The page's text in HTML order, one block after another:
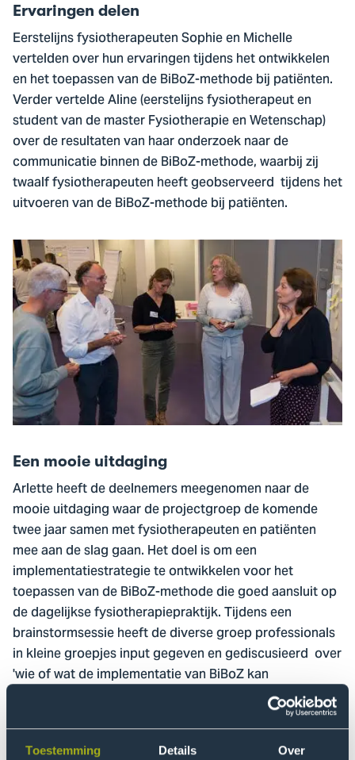
Toestemming Details Over
Ervaringen delen
Eerstelijns fysiotherapeuten Sophie en Michelle
vertelden over hun ervaringen tijdens het ontwikkelen
en het toepassen van de BiBoZ-methode bij patiënten.
Verder vertelde Aline (eerstelijns fysiotherapeut en
student van de master Fysiotherapie en Wetenschap)
over de resultaten van haar onderzoek naar de
communicatie binnen de BiBoZ-methode, waarbij zij
twaalf fysiotherapeuten heeft geobserveerd tijdens het
uitvoeren van de BiBoZ-methode bij patiënten.
Een mooie uitdaging
Arlette heeft de deelnemers meegenomen naar de
mooie uitdaging waar de projectgroep de komende
twee jaar samen met fysiotherapeuten en patiënten
mee aan de slag gaan. Het doel is om een
implementatiestrategie te ontwikkelen voor het
toepassen van de BiBoZ-methode die goed aansluit op
de dagelijkse fysiotherapiepraktijk. Tijdens een
brainstormsessie heeft de diverse groep professionals
in kleine groepjes input gegeven en gediscusieerd over
'wie of wat de implementatie van BiBoZ kan
Verschillende professionals